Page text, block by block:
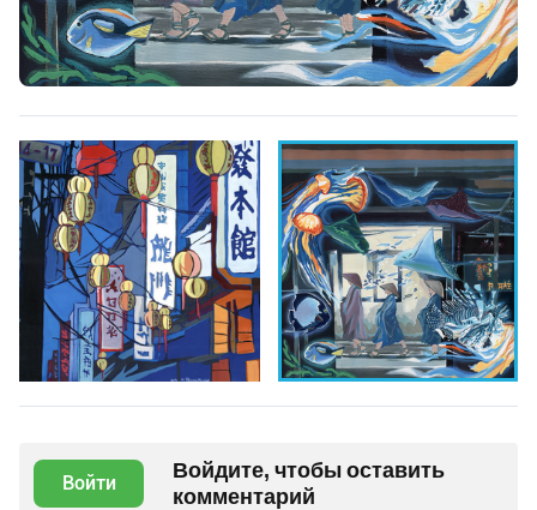
Войти
Войдите, чтобы оставить
комментарий